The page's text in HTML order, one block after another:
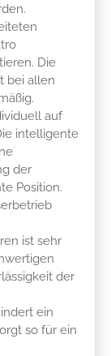
Die
bei allen
auf
intelligente
der
Position.
ist sehr
der
ein
so für ein